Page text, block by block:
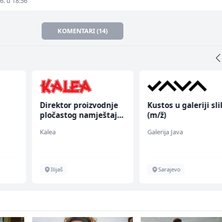
KOMENTARI (14)
Direktor proizvodnje
pločastog namještaja
Kalea
Ilijaš
Kustos u galeriji
(m/ž)
Galerija Java
Sarajevo